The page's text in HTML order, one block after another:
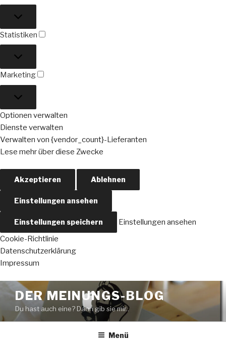
Statistiken
Marketing
Optionen verwalten
Dienste verwalten
Verwalten von {vendor_count}-Lieferanten
Lese mehr über diese Zwecke
Akzeptieren Ablehnen
Einstellungen ansehen
Einstellungen speichern
Einstellungen ansehen
Cookie-Richtlinie
Datenschutzerklärung
Impressum
Zum
Inhalt
springen
DER MEINUNGS-BLOG
Du hast auch eine? Dann gib sie mir..
Menü